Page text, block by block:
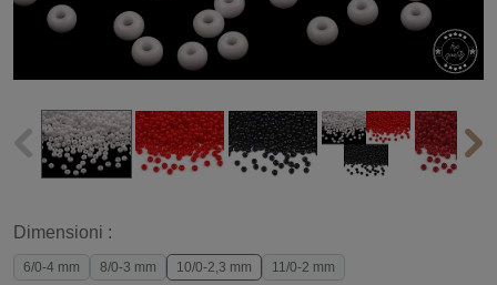
Dimensioni :
6/0-4 mm 8/0-3 mm 10/0-2,3 mm 11/0-2 mm